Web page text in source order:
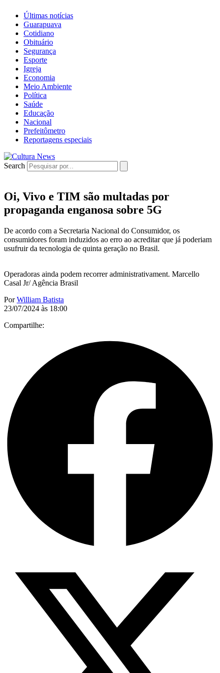
Últimas notícias
Guarapuava
Cotidiano
Obituário
Segurança
Esporte
Igreja
Economia
Meio Ambiente
Política
Saúde
Educação
Nacional
Prefeitômetro
Reportagens especiais
Search
Oi, Vivo e TIM são multadas por
propaganda enganosa sobre 5G
De acordo com a Secretaria Nacional do Consumidor, os
consumidores foram induzidos ao erro ao acreditar que já poderiam
usufruir da tecnologia de quinta geração no Brasil.
Operadoras ainda podem recorrer administrativament. Marcello
Casal Jr/ Agência Brasil
PorWilliam Batista
23/07/2024 às 18:00
Compartilhe: